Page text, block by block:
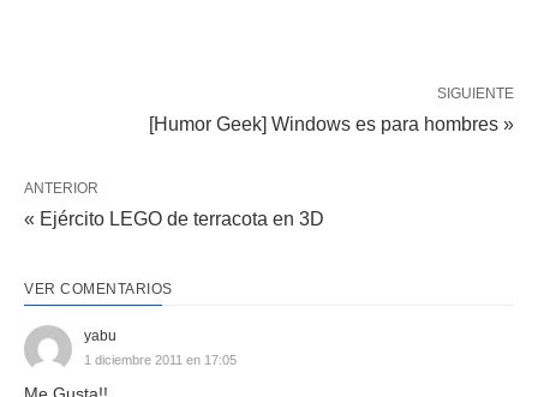
SIGUIENTE
[Humor Geek] Windows es para hombres »
ANTERIOR
« Ejército LEGO de terracota en 3D
VER COMENTARIOS
yabu
1 diciembre 2011 en 17:05